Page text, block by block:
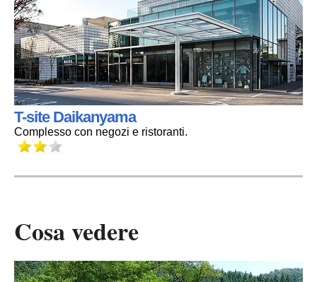
T-site Daikanyama
Complesso con negozi e ristoranti.
Cosa vedere